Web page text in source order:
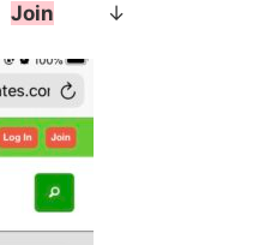
Join ↓